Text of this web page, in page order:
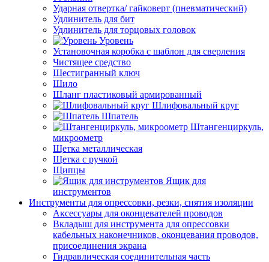
Ударная отвертка/ гайковерт (пневматический)
Удлинитель для бит
Удлинитель для торцовых головок
Уровень
Установочная коробка с шаблон для сверления
Чистящее средство
Шестигранный ключ
Шило
Шланг пластиковый армированный
Шлифовальный круг
Шпатель
Штангенциркуль,
микроометр
Щетка металлическая
Щетка с ручкой
Щипцы
Ящик для
инструментов
Инструменты для опрессовки, резки, снятия изоляции
Аксессуары для оконцевателей проводов
Вкладыш для инструмента для опрессовки
кабельных наконечников, оконцевания проводов,
присоединения экрана
Гидравлическая соединительная часть